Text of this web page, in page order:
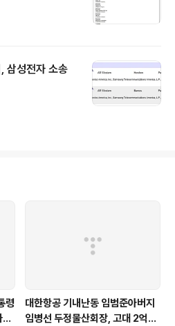
삼성전자 소송
령
대한항공 기내난동 임범준아버지
임병선 두정물산회장, 고대 2억기